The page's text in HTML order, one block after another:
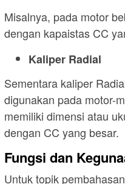
Misalnya, pada motor
dengan kapaistas CC
Kaliper Radial
Sementara kaliper
digunakan pada motor-
memiliki dimensi atau
dengan CC yang besar.
Fungsi dan
Untuk topik